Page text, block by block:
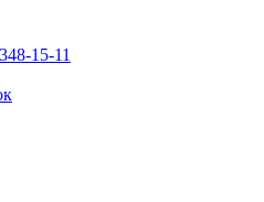
15-11